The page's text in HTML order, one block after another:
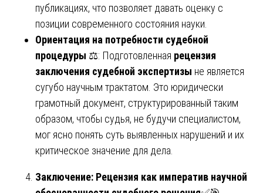
публикациях, что позволяет давать оценку с
позиции современного состояния науки.
Ориентация на потребности судебной
процедуры ⚖️: Подготовленная рецензия
заключения судебной экспертизы не является
сугубо научным трактатом. Это юридически
грамотный документ, структурированный таким
образом, чтобы судья, не будучи специалистом,
мог ясно понять суть выявленных нарушений и их
критическое значение для дела.
Заключение: Рецензия как императив научной